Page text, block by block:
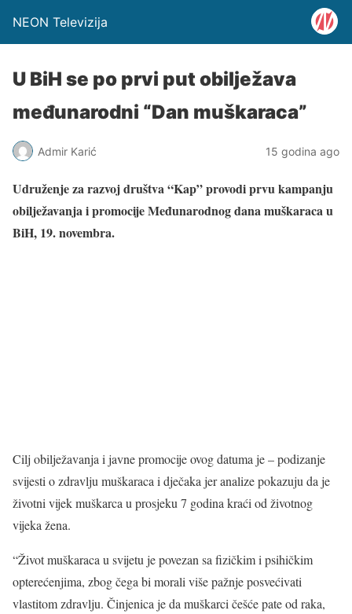
NEON Televizija
U BiH se po prvi put obilježava
međunarodni “Dan muškaraca”
Admir Karić 15 godina ago
Udruženje za razvoj društva “Kap” provodi prvu kampanju
obilježavanja i promocije Međunarodnog dana muškaraca u
BiH, 19. novembra.
Cilj obilježavanja i javne promocije ovog datuma je – podizanje
svijesti o zdravlju muškaraca i dječaka jer analize pokazuju da je
životni vijek muškarca u prosjeku 7 godina kraći od životnog
vijeka žena.
“Život muškaraca u svijetu je povezan sa fizičkim i psihičkim
opterećenjima, zbog čega bi morali više pažnje posvećivati
vlastitom zdravlju. Činjenica je da muškarci češće pate od raka,